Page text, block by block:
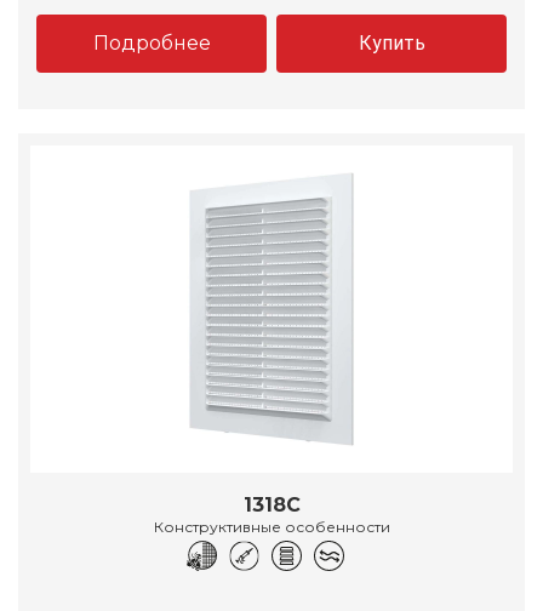
Подробнее Купить
1318С
Конструктивные особенности